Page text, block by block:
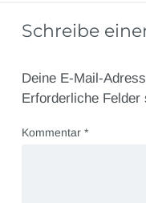
Schreibe
Deine E-Mail-
Erforderliche Felder
Kommentar *